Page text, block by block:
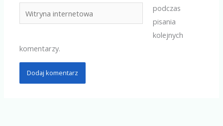
internetowa
podczas
pisania
kolejnych
komentarzy.